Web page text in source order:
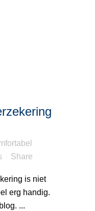
Share
is niet
erg handig.
...